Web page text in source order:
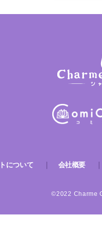
について 会社概要
©2022 Charme